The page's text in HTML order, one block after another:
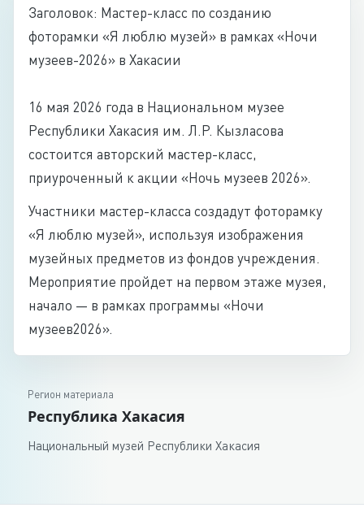
Заголовок: Мастер-класс по созданию
фоторамки «Я люблю музей» в рамках «Ночи
музеев-2026» в Хакасии
16 мая 2026 года в Национальном музее
Республики Хакасия им. Л.Р. Кызласова
состоится авторский мастер-класс,
приуроченный к акции
Ночь музеев 2026 .
Участники мастер-класса создадут фоторамку
Я люблю музей , используя изображения
музейных предметов из фондов учреждения.
Мероприятие пройдет на первом этаже музея,
начало — в рамках программы
Ночи
музеев2026 .
Регион материала
Республика Хакасия
Национальный музей Республики Хакасия